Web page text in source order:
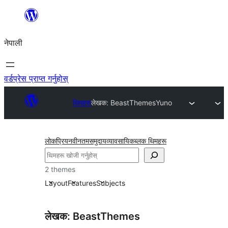
सामग्रीमा
नेपाली
वर्डप्रेस प्राप्त गर्नुहोस्
थिमहरूलेखक: BeastThemesYuno
लोकप्रियनवीनतमसमुदायव्यावसायिकब्लक थिमहरू
खोज्नुहोस्
2 themes
LayoutFeaturesSubjects
लेखक: BeastThemes